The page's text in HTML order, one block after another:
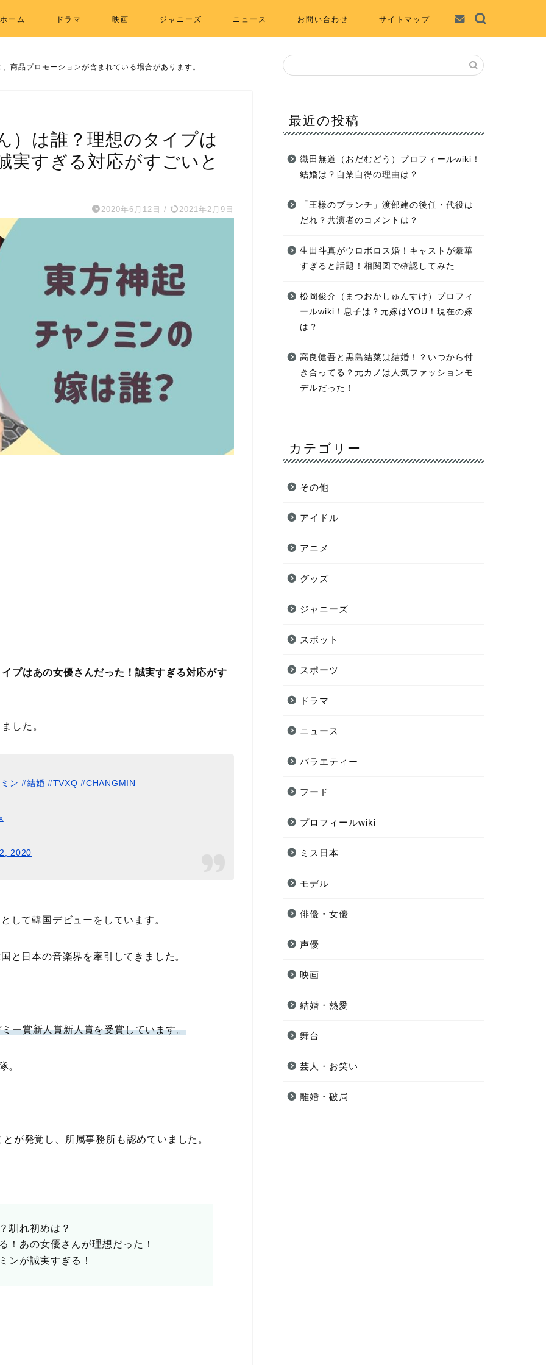
ホーム ドラマ 映画 ジャニーズ ニュース お問い合わせ サイトマップ
商品プロモーションが含まれている場合があります。
）は誰？理想のタイプは
実すぎる対応がすごいと
2020年6月12日 / 2021年2月9日
プはあの女優さんだった！誠実すぎる対応がす
した。
ン #結婚 #TVXQ #CHANGMIN
2020
して韓国デビューをしています。
と日本の音楽界を牽引してきました。
ー賞新人賞新人賞を受賞しています。
。
が発覚し、所属事務所も認めていました。
馴れ初めは？
！あの女優さんが理想だった！
ンが誠実すぎる！
最近の投稿
織田無道（おだむどう）プロフィールwiki！
結婚は？自業自得の理由は？
「王様のブランチ」渡部建の後任・代役は
だれ？共演者のコメントは？
生田斗真がウロボロス婚！キャストが豪華
すぎると話題！相関図で確認してみた
松岡俊介（まつおかしゅんすけ）プロフィ
ールwiki！息子は？元嫁はYOU！現在の嫁
は？
高良健吾と黒島結菜は結婚！？いつから付
き合ってる？元カノは人気ファッションモ
デルだった！
カテゴリー
その他
アイドル
アニメ
グッズ
ジャニーズ
スポット
スポーツ
ドラマ
ニュース
バラエティー
フード
プロフィールwiki
ミス日本
モデル
俳優・女優
声優
映画
結婚・熱愛
舞台
芸人・お笑い
離婚・破局